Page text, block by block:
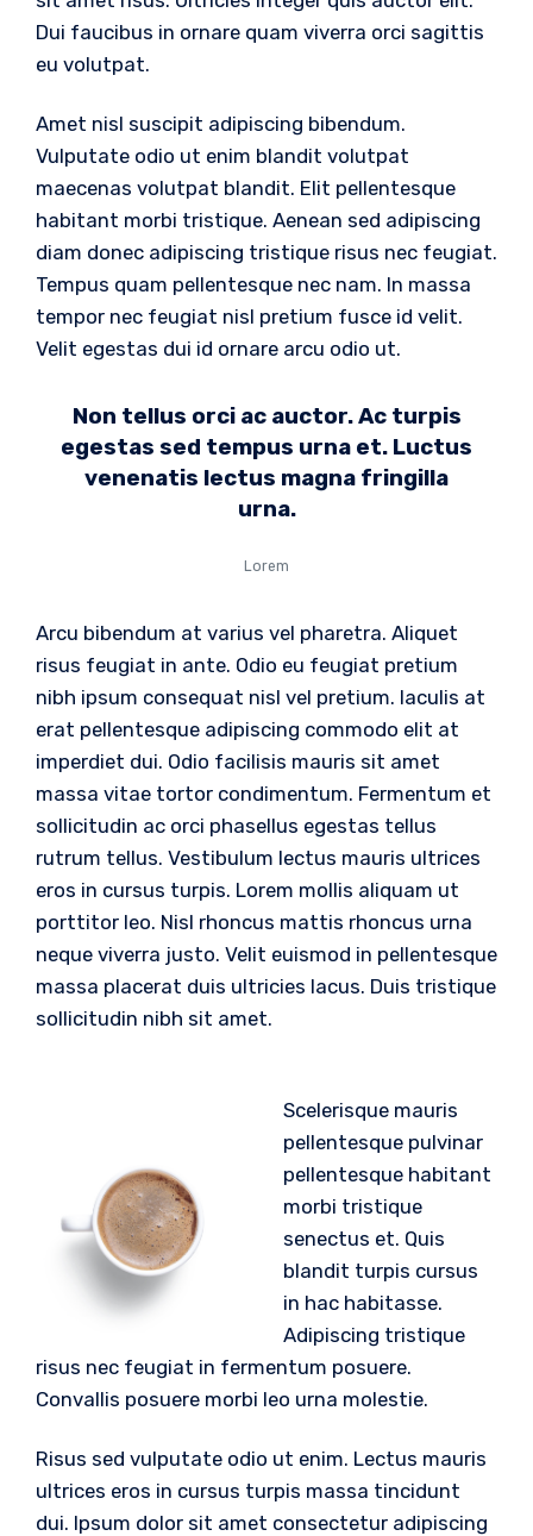
Dui faucibus in ornare quam viverra orci sagittis
eu volutpat.
Amet nisl suscipit adipiscing bibendum.
Vulputate odio ut enim blandit volutpat
maecenas volutpat blandit. Elit pellentesque
habitant morbi tristique. Aenean sed adipiscing
diam donec adipiscing tristique risus nec feugiat.
Tempus quam pellentesque nec nam. In massa
tempor nec feugiat nisl pretium fusce id velit.
Velit egestas dui id ornare arcu odio ut.
Non tellus orci ac auctor. Ac turpis
egestas sed tempus urna et. Luctus
venenatis lectus magna fringilla
urna.
Lorem
Arcu bibendum at varius vel pharetra. Aliquet
risus feugiat in ante. Odio eu feugiat pretium
nibh ipsum consequat nisl vel pretium. Iaculis at
erat pellentesque adipiscing commodo elit at
imperdiet dui. Odio facilisis mauris sit amet
massa vitae tortor condimentum. Fermentum et
sollicitudin ac orci phasellus egestas tellus
rutrum tellus. Vestibulum lectus mauris ultrices
eros in cursus turpis. Lorem mollis aliquam ut
porttitor leo. Nisl rhoncus mattis rhoncus urna
neque viverra justo. Velit euismod in pellentesque
massa placerat duis ultricies lacus. Duis tristique
sollicitudin nibh sit amet.
Scelerisque mauris
pellentesque pulvinar
pellentesque habitant
morbi tristique
senectus et. Quis
blandit turpis cursus
in hac habitasse.
Adipiscing tristique
risus nec feugiat in fermentum posuere.
Convallis posuere morbi leo urna molestie.
Risus sed vulputate odio ut enim. Lectus mauris
ultrices eros in cursus turpis massa tincidunt
dui. Ipsum dolor sit amet consectetur adipiscing